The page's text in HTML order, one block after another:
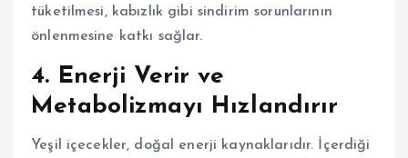
tüketilmesi, kabızlık gibi sindirim sorunlarının
önlenmesine katkı sağlar.
4. Enerji Verir ve
Metabolizmayı Hızlandırır
Yeşil içecekler, doğal enerji kaynaklarıdır. İçerdiği